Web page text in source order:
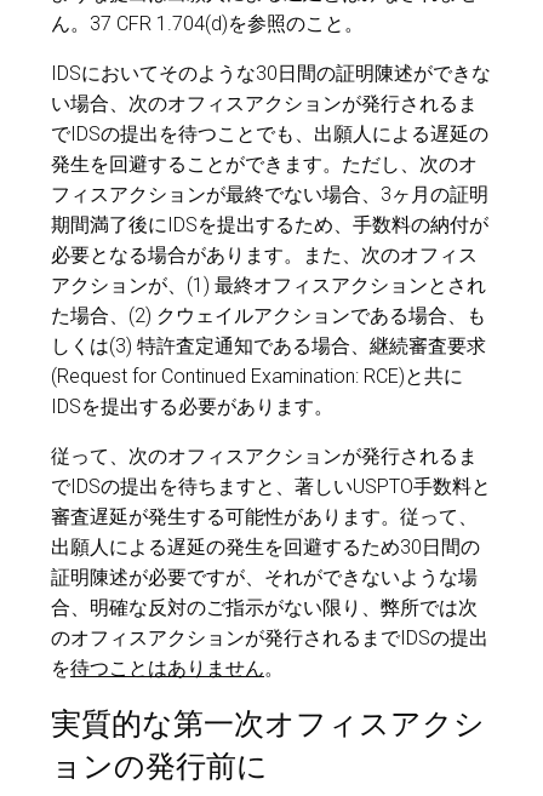
ん。37 CFR 1.704(d)を参照のこと。
IDSにおいてそのような30日間の証明陳述ができな
い場合、次のオフィスアクションが発行されるま
でIDSの提出を待つことでも、出願人による遅延の
発生を回避することができます。ただし、次のオ
フィスアクションが最終でない場合、3ヶ月の証明
期間満了後にIDSを提出するため、手数料の納付が
必要となる場合があります。また、次のオフィス
アクションが、(1) 最終オフィスアクションとされ
た場合、(2) クウェイルアクションである場合、も
しくは(3) 特許査定通知である場合、継続審査要求
(Request for Continued Examination: RCE)と共に
IDSを提出する必要があります。
従って、次のオフィスアクションが発行されるま
でIDSの提出を待ちますと、著しいUSPTO手数料と
審査遅延が発生する可能性があります。従って、
出願人による遅延の発生を回避するため30日間の
証明陳述が必要ですが、それができないような場
合、明確な反対のご指示がない限り、弊所では次
のオフィスアクションが発行されるまでIDSの提出
を待つことはありません。
実質的な第一次オフィスアクシ
ョンの発行前に